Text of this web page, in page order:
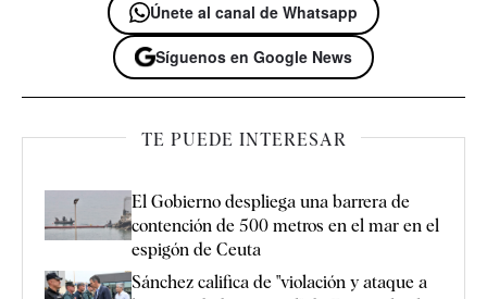
Únete al canal de Whatsapp
Síguenos en Google News
TE PUEDE INTERESAR
El Gobierno despliega una barrera de
contención de 500 metros en el mar en el
espigón de Ceuta
Sánchez califica de "violación y ataque a